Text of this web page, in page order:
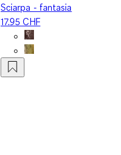
Sciarpa - fantasia
17.95 CHF